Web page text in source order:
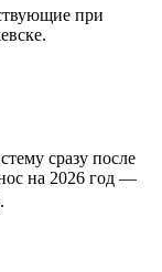
при
.
сразу после
на 2026 год —